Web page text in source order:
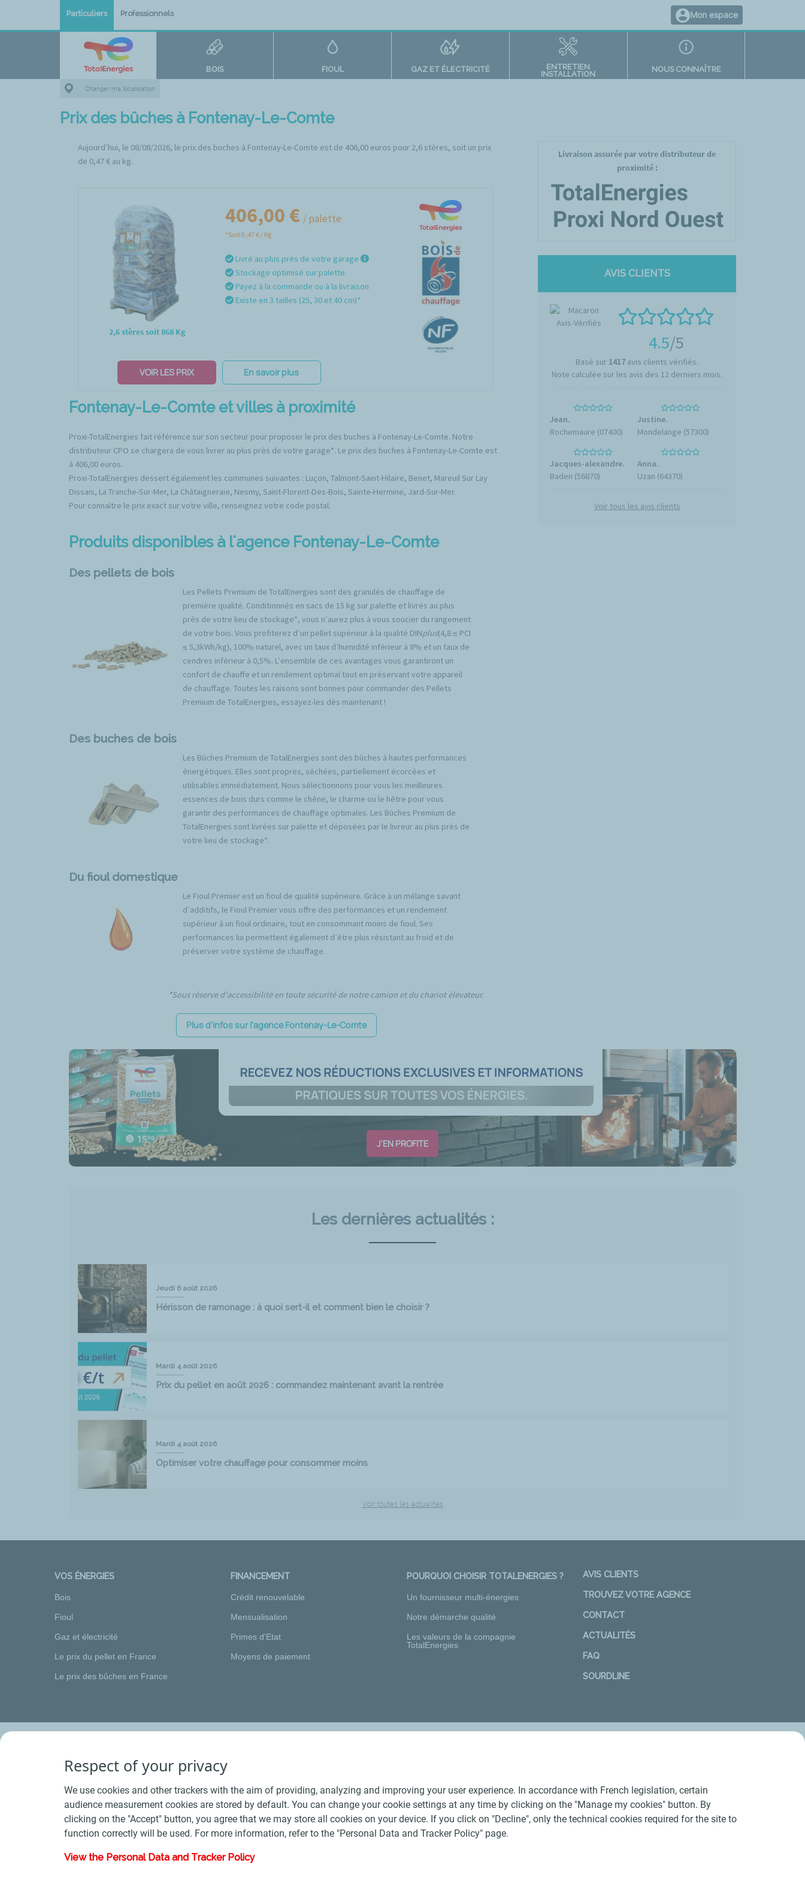
Particuliers Professionnels Mon espace
BOIS FIOUL GAZ ET ÉLECTRICITÉ
ENTRETIEN
INSTALLATION
NOUS CONNAÎTRE
Changer ma localisation
Prix des bûches à Fontenay-Le-Comte
Aujourd’hui, le 08/08/2026, le prix des buches à Fontenay-Le-Comte est de 406,00 euros pour 2,6 stères, soit un prix
de 0,47 € au kg.
2,6 stères soit 868 Kg
406,00 € / palette
*Soit 0,47 € / Kg
Livré au plus près de votre garage
Stockage optimisé sur palette
Payez à la commande ou à la livraison
Existe en 3 tailles (25, 30 et 40 cm)*
VOIR LES PRIX En savoir plus
Fontenay-Le-Comte et villes à proximité
Proxi-TotalEnergies fait référence sur son secteur pour proposer le prix des buches à Fontenay-Le-Comte. Notre
distributeur CPO se chargera de vous livrer au plus près de votre garage*. Le prix des buches à Fontenay-Le-Comte est
à 406,00 euros.
Proxi-TotalEnergies dessert également les communes suivantes : Luçon, Talmont-Saint-Hilaire, Benet, Mareuil Sur Lay
Dissais, La Tranche-Sur-Mer, La Châtaigneraie, Nesmy, Saint-Florent-Des-Bois, Sainte-Hermine, Jard-Sur-Mer.
Pour connaître le prix exact sur votre ville, renseignez votre code postal.
Produits disponibles à l'agence Fontenay-Le-Comte
Des pellets de bois
Les Pellets Premium de TotalEnergies sont des granulés de chauffage de
première qualité. Conditionnés en sacs de 15 kg sur palette et livrés au plus
près de votre lieu de stockage*, vous n’aurez plus à vous soucier du rangement
de votre bois. Vous profiterez d’un pellet supérieur à la qualité DINplus(4,8 ≤ PCI
≤ 5,3kWh/kg), 100% naturel, avec un taux d’humidité inférieur à 8% et un taux de
cendres inférieur à 0,5%. L’ensemble de ces avantages vous garantiront un
confort de chauffe et un rendement optimal tout en préservant votre appareil
de chauffage. Toutes les raisons sont bonnes pour commander des Pellets
Premium de TotalEnergies, essayez-les dès maintenant !
Des buches de bois
Les Bûches Premium de TotalEnergies sont des bûches à hautes performances
énergétiques. Elles sont propres, séchées, partiellement écorcées et
utilisables immédiatement. Nous sélectionnons pour vous les meilleures
essences de bois durs comme le chêne, le charme ou le hêtre pour vous
garantir des performances de chauffage optimales. Les Bûches Premium de
TotalEnergies sont livrées sur palette et déposées par le livreur au plus près de
votre lieu de stockage*.
Du fioul domestique
Le Fioul Premier est un fioul de qualité supérieure. Grâce à un mélange savant
d’additifs, le Fioul Premier vous offre des performances et un rendement
supérieur à un fioul ordinaire, tout en consommant moins de fioul. Ses
performances lui permettent également d’être plus résistant au froid et de
préserver votre système de chauffage.
*Sous réserve d'accessibilité en toute sécurité de notre camion et du chariot élévateur.
Plus d'infos sur l'agence Fontenay-Le-Comte
Livraison assurée par votre distributeur de
proximité :
AVIS CLIENTS
4.5/5
Basé sur 1417avis clients vérifiés.
Note calculée sur les avis des 12 derniers mois.
Jean.
Rochemaure (07400)
Justine.
Mondelange (57300)
Jacques-alexandre.
Baden (56870)
Anna.
Uzan (64370)
Voir tous les avis clients
J'EN PROFITE
Les dernières actualités :
Jeudi 6 août 2026
Hérisson de ramonage : à quoi sert-il et comment bien le choisir ?
Mardi 4 août 2026
Prix du pellet en août 2026 : commandez maintenant avant la rentrée
Mardi 4 août 2026
Optimiser votre chauffage pour consommer moins
Voir toutes les actualités
VOS ÉNERGIES
Bois
Fioul
Gaz et électricité
Le prix du pellet en France
Le prix des bûches en France
FINANCEMENT
Crédit renouvelable
Mensualisation
Primes d'Etat
Moyens de paiement
POURQUOI CHOISIR TOTALENERGIES ?
Un fournisseur multi-énergies
Notre démarche qualité
Les valeurs de la compagnie
TotalEnergies
AVIS CLIENTS
TROUVEZ VOTRE AGENCE
CONTACT
ACTUALITÉS
FAQ
SOURDLINE
Conditions Générales de Vente Bois - Conditions Générales de Vente Produits Pétroliers
Respect of your privacy
We use cookies and other trackers with the aim of providing, analyzing and improving your user experience. In accordance with French legislation, certain
audience measurement cookies are stored by default. You can change your cookie settings at any time by clicking on the "Manage my cookies" button. By
clicking on the "Accept" button, you agree that we may store all cookies on your device. If you click on "Decline", only the technical cookies required for the site to
function correctly will be used. For more information, refer to the "Personal Data and Tracker Policy" page.
View the Personal Data and Tracker Policy